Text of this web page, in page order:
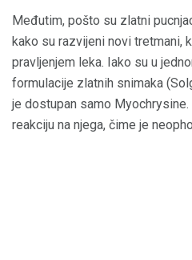
Međutim, pošto su zlatni
kako su razvijeni novi tretmani,
pravljenjem leka. Iako su u
formulacije zlatnih snimaka
je dostupan samo
reakciju na njega, čime je